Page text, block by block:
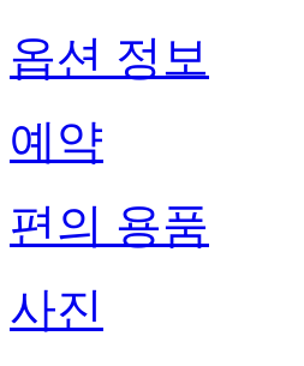
옵션 정보
예약
편의 용품
사진